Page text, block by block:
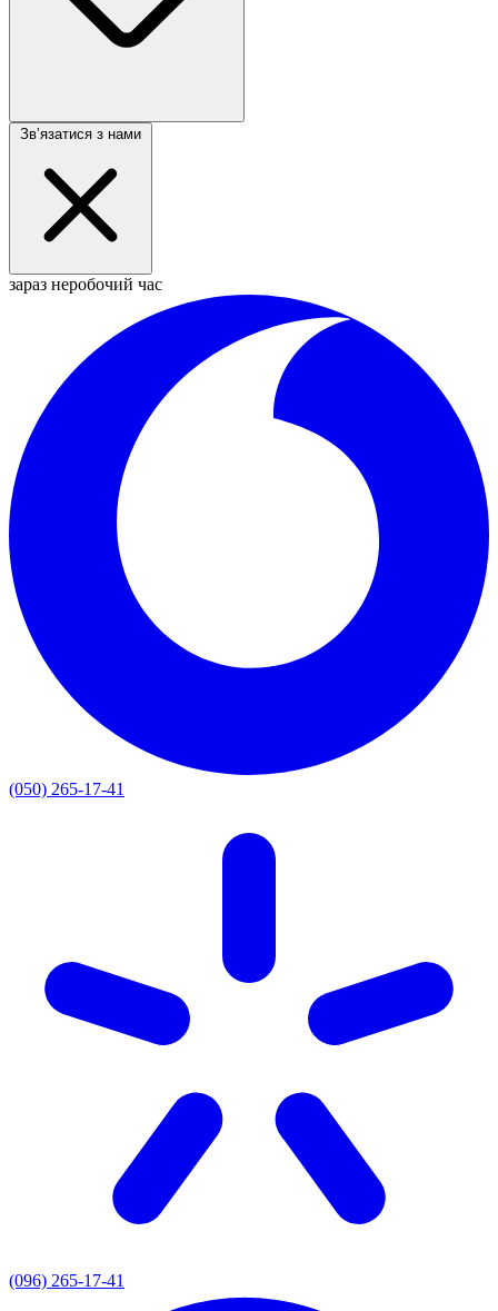
Звʼязатися з нами
зараз неробочий час
(050) 265-17-41
(096) 265-17-41